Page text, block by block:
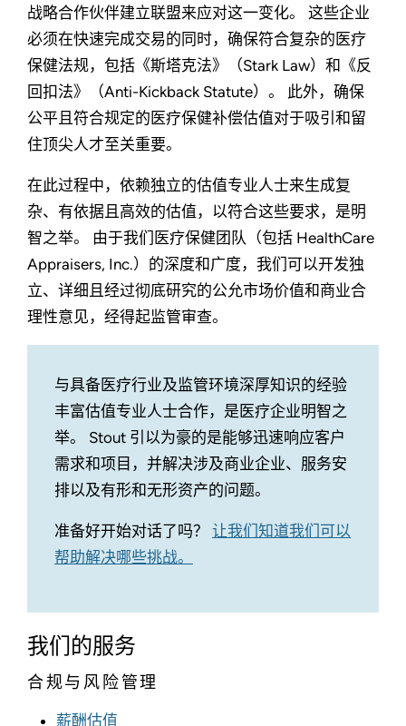
战略合作伙伴建立联盟来应对这一变化。 这些企业
必须在快速完成交易的同时，确保符合复杂的医疗
保健法规，包括《斯塔克法》（Stark Law）和《反
回扣法》（Anti-Kickback Statute）。 此外，确保
公平且符合规定的医疗保健补偿估值对于吸引和留
住顶尖人才至关重要。
在此过程中，依赖独立的估值专业人士来生成复
杂、有依据且高效的估值，以符合这些要求，是明
智之举。 由于我们医疗保健团队（包括 HealthCare
Appraisers, Inc.）的深度和广度，我们可以开发独
立、详细且经过彻底研究的公允市场价值和商业合
理性意见，经得起监管审查。
与具备医疗行业及监管环境深厚知识的经验
丰富估值专业人士合作，是医疗企业明智之
举。 Stout 引以为豪的是能够迅速响应客户
需求和项目，并解决涉及商业企业、服务安
排以及有形和无形资产的问题。
准备好开始对话了吗？ 让我们知道我们可以
帮助解决哪些挑战。
我们的服务
合规与风险管理
薪酬估值